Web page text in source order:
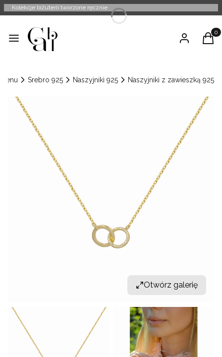
Kolekcje biżuterii tworzone ręcznie
Menu Zaloguj się
Menu Srebro 925 Naszyjniki 925 Naszyjniki z zawieszką 925
Otwórz galerię